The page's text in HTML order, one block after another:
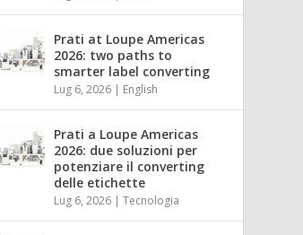
Prati at Loupe Americas
2026: two paths to
smarter label converting
Lug 6, 2026 | English
Prati a Loupe Americas
2026: due soluzioni per
potenziare il converting
delle etichette
Lug 6, 2026 |Tecnologia